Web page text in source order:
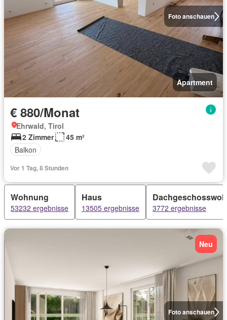
Foto anschauen
Apartment
€ 880/Monat
Ehrwald, Tirol
2 Zimmer
45 m²
Balkon
Vor 1 Tag, 8 Stunden
Wohnung
53232 ergebnisse
Haus
13505 ergebnisse 3772 ergebnisse
Foto anschauen
Neu